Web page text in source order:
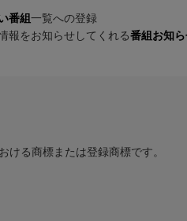
番組 一覧への登録
報をお知らせしてくれる番組お知
ける商標または登録商標です。